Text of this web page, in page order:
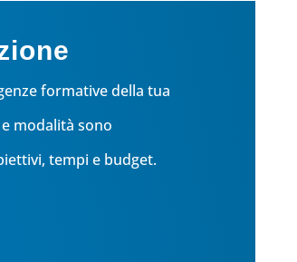
formative della tua
modalità sono
tempi e budget.